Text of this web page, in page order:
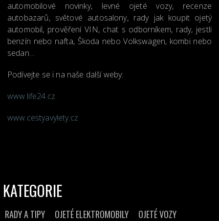
automobilové novinky, levné ojeté vozy, recenze
autobazarů, světové autosalony, rady jak koupit ojetý
automobil, prověření VIN, chat s odborníkem, rady, jestli
benzín nebo nafta, Škoda nebo Volkswagen, kombi nebo
sedan…
Podívejte se i na naše další weby:
www.life24.cz
www.cestyavylety.cz
KATEGORIE
RADY A TIPY OJETÉ ELEKTROMOBILY
OJETÉ VOZY